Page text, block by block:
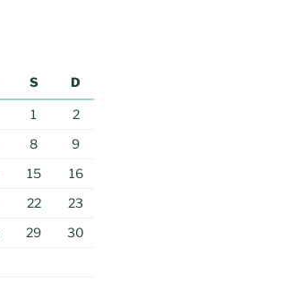
S D
1
2
8
9
15
16
22
23
29
30